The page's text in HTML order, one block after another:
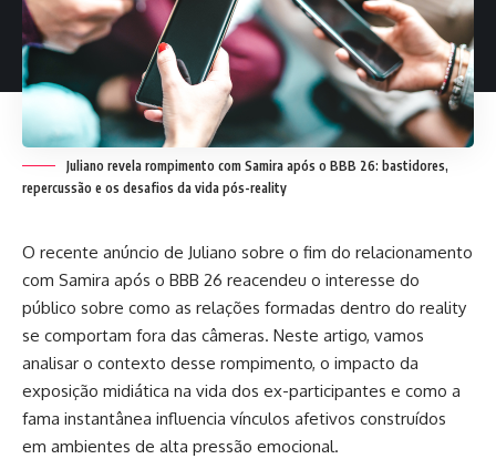
Juliano revela rompimento com Samira após o BBB 26: bastidores,
repercussão e os desafios da vida pós-reality
O recente anúncio de Juliano sobre o fim do relacionamento
com Samira após o BBB 26 reacendeu o interesse do
público sobre como as relações formadas dentro do reality
se comportam fora das câmeras. Neste artigo, vamos
analisar o contexto desse rompimento, o impacto da
exposição midiática na vida dos ex-participantes e como a
fama instantânea influencia vínculos afetivos construídos
em ambientes de alta pressão emocional.